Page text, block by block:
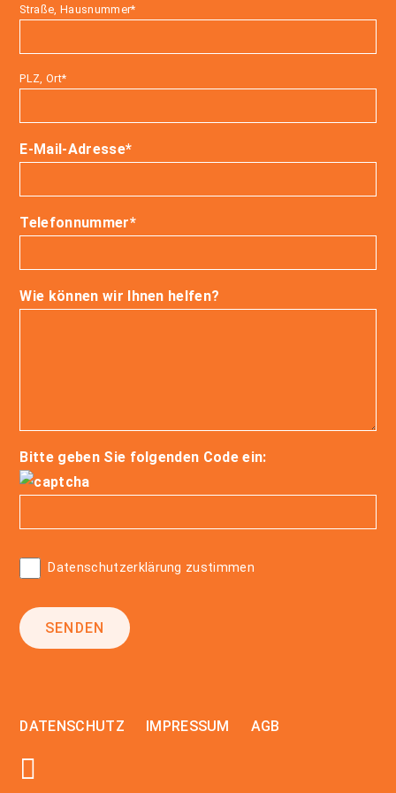
Bitte lassen Sie dieses Feld leer.
Straße, Hausnummer*
PLZ, Ort*
E-Mail-Adresse*
Telefonnummer*
Wie können wir Ihnen helfen?
Bitte geben Sie folgenden Code ein:
Datenschutzerklärung zustimmen
DATENSCHUTZ IMPRESSUM AGB